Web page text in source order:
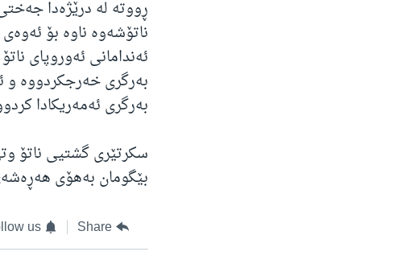
ڕووتە لە درێژەدا
ناتۆشەوە ناوە بۆ
بەرگری ئەمەریکادا
سکرتێری گشتیی ناتۆ
بێگومان بەهۆی
Share
us